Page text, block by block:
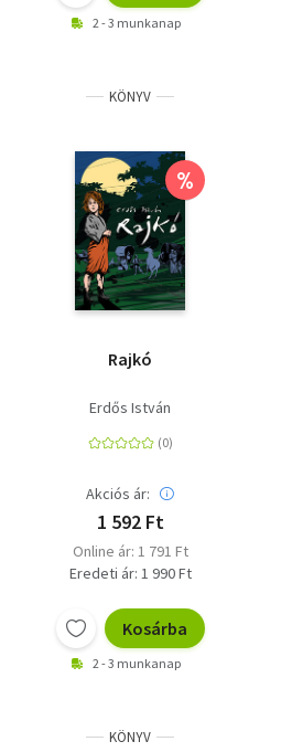
2 - 3 munkanap
KÖNYV
%
Rajkó
Erdős István
Akciós ár:
1 592 Ft
Online ár: 1 791 Ft
Eredeti ár: 1 990 Ft
Kosárba
2 - 3 munkanap
KÖNYV